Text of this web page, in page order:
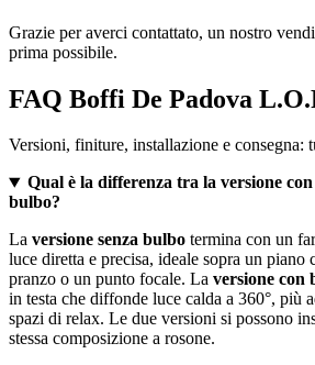
Grazie per averci contattato, un nostro
prima possibile.
FAQ Boffi De Padova
Versioni, finiture, installazione e consegna:
Qual è la differenza tra la versione
bulbo?
La versione senza bulbo termina con un
luce diretta e precisa, ideale sopra un piano
pranzo o un punto focale. La versione con
in testa che diffonde luce calda a 360°, più
spazi di relax. Le due versioni si possono
stessa composizione a rosone.